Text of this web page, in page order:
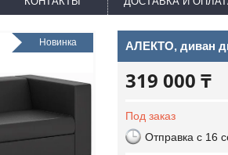
Новинка АЛЕКТО, диван
319 000 ₸
Под заказ
Отправка с 16